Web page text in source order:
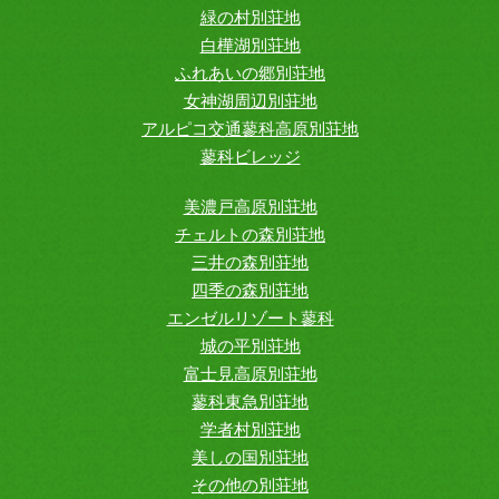
緑の村別荘地
白樺湖別荘地
ふれあいの郷別荘地
女神湖周辺別荘地
アルピコ交通蓼科高原別荘地
蓼科ビレッジ
美濃戸高原別荘地
チェルトの森別荘地
三井の森別荘地
四季の森別荘地
エンゼルリゾート蓼科
城の平別荘地
富士見高原別荘地
蓼科東急別荘地
学者村別荘地
美しの国別荘地
その他の別荘地